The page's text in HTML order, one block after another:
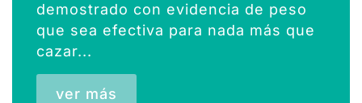
demostrado con evidencia de peso
que sea efectiva para nada más que
cazar...
ver más